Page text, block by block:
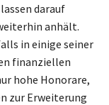
darauf
anhält.
in einige seiner
finanziellen
hohe Honorare,
zur Erweiterung